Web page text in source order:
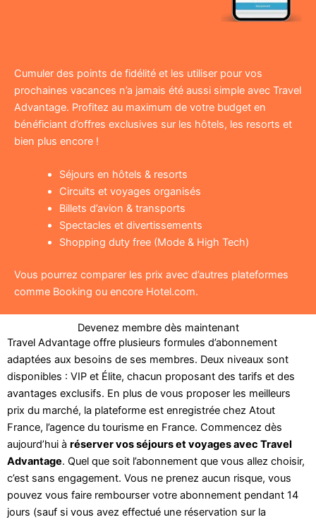
Cumuler des points de fidélité et les utiliser pour vos
prochaines vacances n’a jamais été aussi simple avec Travel
Advantage. Profitez au maximum de votre budget en
bénéficiant d’offres exclusives sur les hôtels, les resorts et
bien plus encore !
Séjours en hôtels & resorts
Circuits et voyages organisés
Billets d’avion & transports
Spectacles et divertissements
Shopping duty free (Mode & High Tech)
Vous pourrez comparer les prix avec d’autres plateformes
comme Booking ou encore Hotel.com.
Devenez membre dès maintenant
Travel Advantage offre plusieurs formules d’abonnement
adaptées aux besoins de ses membres. Deux niveaux sont
disponibles : VIP et Élite, chacun proposant des tarifs et des
avantages exclusifs. En plus de vous proposer les meilleurs
prix du marché, la plateforme est enregistrée chez Atout
France, l’agence du tourisme en France. Commencez dès
aujourd’hui à réserver vos séjours et voyages avec Travel
Advantage. Quel que soit l’abonnement que vous allez choisir,
c’est sans engagement. Vous ne prenez aucun risque, vous
pouvez vous faire rembourser votre abonnement pendant 14
jours (sauf si vous avez effectué une réservation sur la